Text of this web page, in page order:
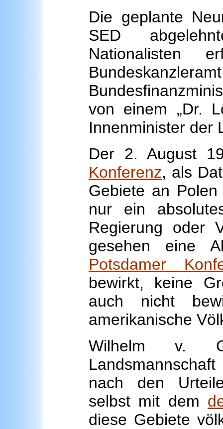
Die geplante
SED
Nationalisten
von einem „Dr.
Innenminister der
Der 2. August
Konferenz, als
Gebiete an
nur ein
Regierung oder
gesehen eine
Potsdamer
bewirkt, keine
auch nicht
amerikanische
Wilhelm v.
nach den
selbst mit dem
diese Gebiete